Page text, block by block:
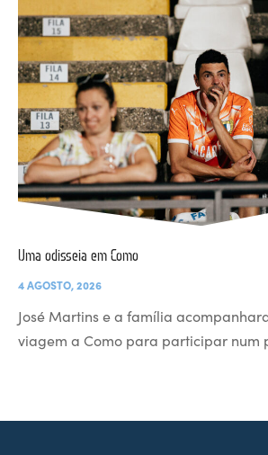
Uma odisseia em Como
4 AGOSTO, 2026
José Martins e a família
viagem a Como para participar num